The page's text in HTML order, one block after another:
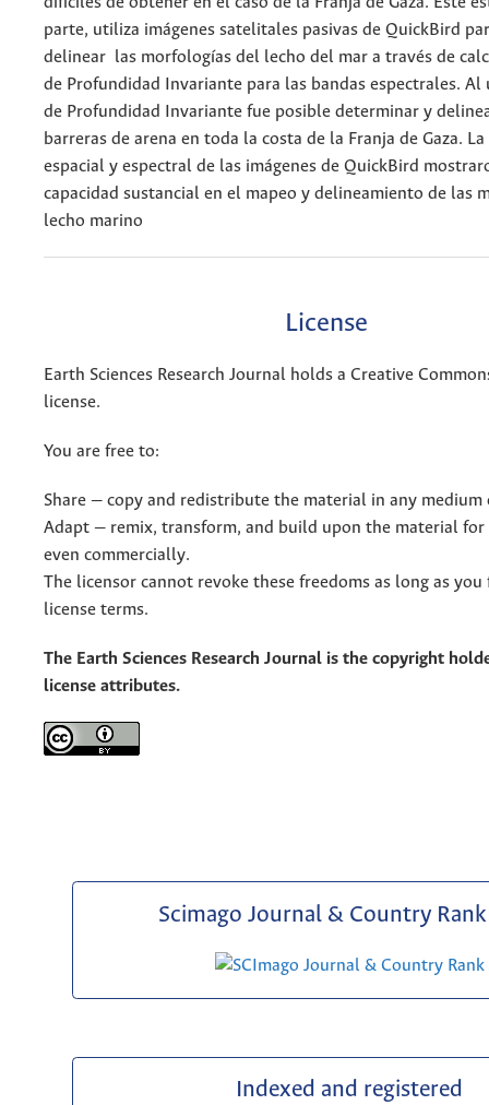
parte, utiliza imágenes satelitales pasivas de QuickBird
delinear las morfologías del lecho del mar a través de
de Profundidad Invariante para las bandas espectrales.
de Profundidad Invariante fue posible determinar y
barreras de arena en toda la costa de la Franja de Gaza.
espacial y espectral de las imágenes de QuickBird
capacidad sustancial en el mapeo y delineamiento de las
lecho marino
License
Earth Sciences Research Journal holds a Creative
license.
You are free to:
Share — copy and redistribute the material in any
Adapt — remix, transform, and build upon the material for
even commercially.
The licensor cannot revoke these freedoms as long as
license terms.
The Earth Sciences Research Journal is the copyright
license attributes.
Scimago Journal & Country Rank
Indexed and registered